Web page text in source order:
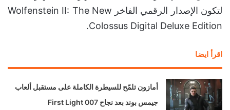
لتكون الإصدار الرقمي الفاخر Wolfenstein II: The New
Colossus Digital Deluxe Edition.
اقرأ ايضا
أمازون تلمّح للسيطرة الكاملة على مستقبل ألعاب
جيمس بوند بعد نجاح 007 First Light